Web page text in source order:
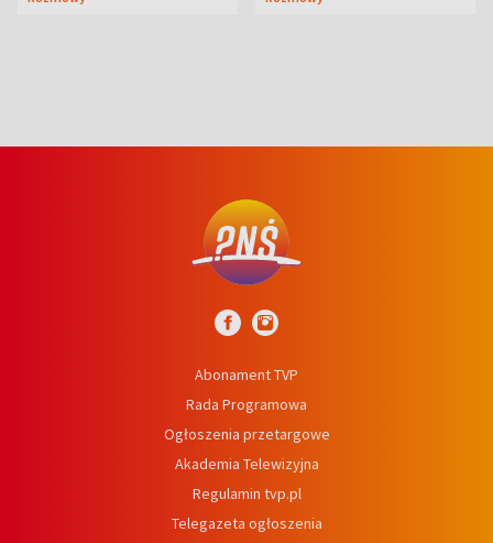
Abonament TVP
Rada Programowa
Ogłoszenia przetargowe
Akademia Telewizyjna
Regulamin tvp.pl
Telegazeta ogłoszenia